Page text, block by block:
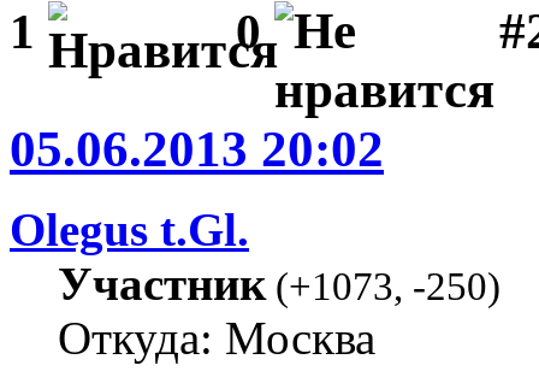
1 0
05.06.2013 20:02
Olegus t.Gl.
Участник(+1073, -250)
Откуда: Москва